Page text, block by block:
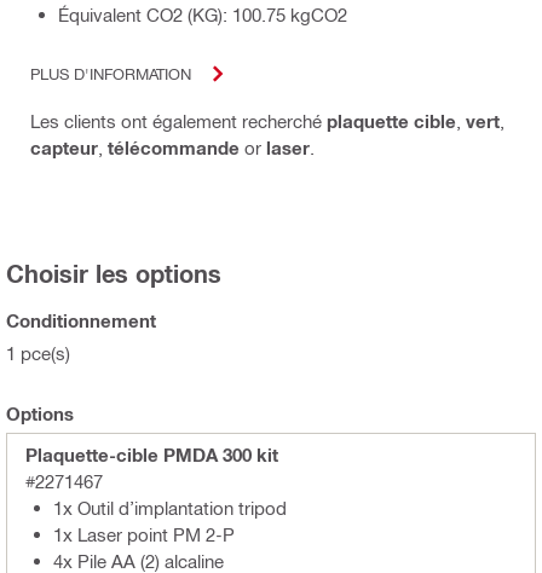
Équivalent CO2 (KG): 100.75 kgCO2
PLUS D'INFORMATION
Les clients ont également recherché plaquette cible vert
capteur télécommande or laser
Choisir les options
Conditionnement
1 pce(s)
Options
Plaquette-cible PMDA 300 kit
#2271467
1x Outil d’implantation tripod
1x Laser point PM 2-P
4x Pile AA (2) alcaline